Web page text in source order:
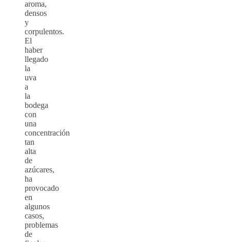
aroma,
densos
y
corpulentos.
El
haber
llegado
la
uva
a
la
bodega
con
una
concentración
tan
alta
de
azúcares,
ha
provocado
en
algunos
casos,
problemas
de